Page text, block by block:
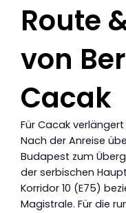
Route
von
Cacak
Für Cacak
Nach der Anreise
Budapest zum
der serbischen
Korridor 10 (E75)
Magistrale. Für die